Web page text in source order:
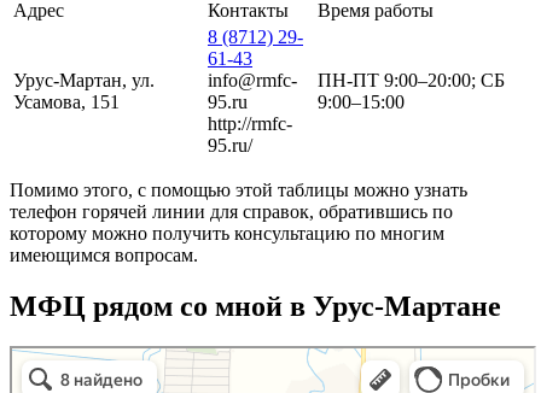
Адрес Контакты Время работы
Урус-Мартан, ул.
Усамова, 151
8 (8712) 29-
61-43
info@rmfc-
95.ru
http://rmfc-
95.ru/
ПН-ПТ 9:00–20:00; СБ
9:00–15:00
Помимо этого, с помощью этой таблицы можно узнать
телефон горячей линии для справок, обратившись по
которому можно получить консультацию по многим
имеющимся вопросам.
МФЦ рядом со мной в Урус-Мартане